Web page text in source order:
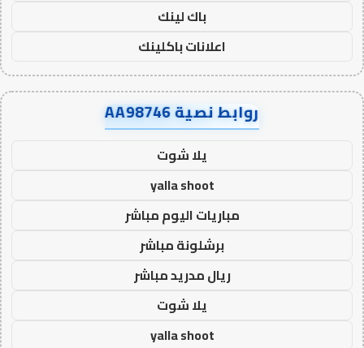
باك لينك
اعلانات باكلينك
روابط نصية AA98746
يلا شوت
yalla shoot
مباريات اليوم مباشر
برشلونة مباشر
ريال مدريد مباشر
يلا شوت
yalla shoot